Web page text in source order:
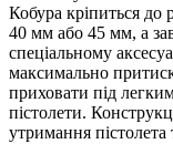
Кобура кріпиться до
40 мм або 45 мм, а
спеціальному
максимально
приховати під
пістолети.
утримання пістолета